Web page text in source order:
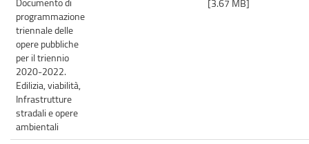
programmazione
triennale delle
opere pubbliche
per il triennio
2020-2022.
Edilizia, viabilità,
Infrastrutture
stradali e opere
ambientali
[3.67 MB]